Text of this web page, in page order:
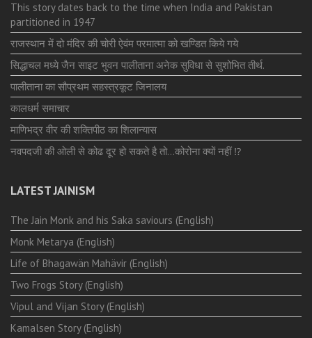
This story dates back to the time when India and Pakistan
partitioned in 1947
राजस्थान में दो मंदिर की चोरी ऐवंम परमात्मा को खण्डित किये गये
सिद्धाचल मध्ये जैन साइट भुवन पालीताना अनेक सुविधा से सुशोभित तीर्थ.
पालीताना का सौप्रथम सहस्त्रकूट जिनालय
कालधर्म समाचार
माणिभद्र वीर की शक्तिपीठ का शिलान्यास
नवपदजी की ओली से कोढ दूर हो सकते है तो…कोरोना क्यों नहीं ⁉️
LATEST JAINISM
The Jain Monk and his Saka saviours (English)
Monk Metarya (English)
Life of Bhagawän Mahävir (English)
Two Frogs Story (English)
Vipul and Vijan Story (English)
Kamalsen Story (English)